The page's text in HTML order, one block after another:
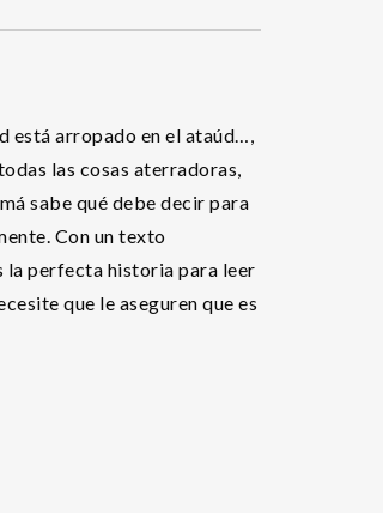
está arropado en el ataúd…,
las cosas aterradoras,
sabe qué debe decir para
Con un texto
la perfecta historia para leer
que le aseguren que es